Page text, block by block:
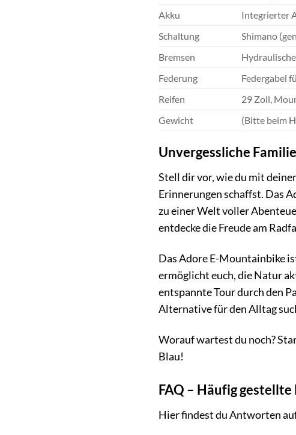
Akku
Integrierter
Schaltung
Shimano
Bremsen
Federung
Federgabel
Reifen
29 Zoll,
Gewicht
(Bitte beim
Unvergessliche
Stell dir vor, wie du mit
Erinnerungen schaffst. Das
zu einer Welt voller
entdecke die Freude am
Das Adore E-Mountainbike
ermöglicht euch, die Natur
entspannte Tour durch den
Alternative für den Alltag
Worauf wartest du noch?
Blau!
FAQ – Häufig
Hier findest du Antworten